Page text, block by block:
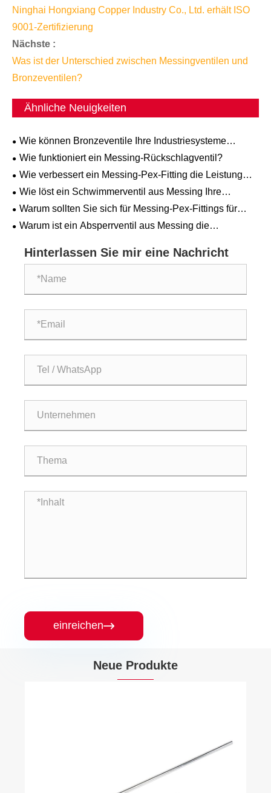
Ninghai Hongxiang Copper Industry Co., Ltd. erhält ISO
9001-Zertifizierung
Nächste :
Was ist der Unterschied zwischen Messingventilen und
Bronzeventilen?
Ähnliche Neuigkeiten
Wie können Bronzeventile Ihre Industriesysteme
verbessern?
Wie funktioniert ein Messing-Rückschlagventil?
Wie verbessert ein Messing-Pex-Fitting die Leistung
des Sanitärsystems?
Wie löst ein Schwimmerventil aus Messing Ihre
Herausforderungen bei der Flüssigkeitskontrolle?
Warum sollten Sie sich für Messing-Pex-Fittings für
Sanitäranwendungen entscheiden?
Warum ist ein Absperrventil aus Messing die
Hinterlassen Sie mir eine Nachricht
einreichen
Neue Produkte